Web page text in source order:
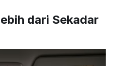
dari Sekadar